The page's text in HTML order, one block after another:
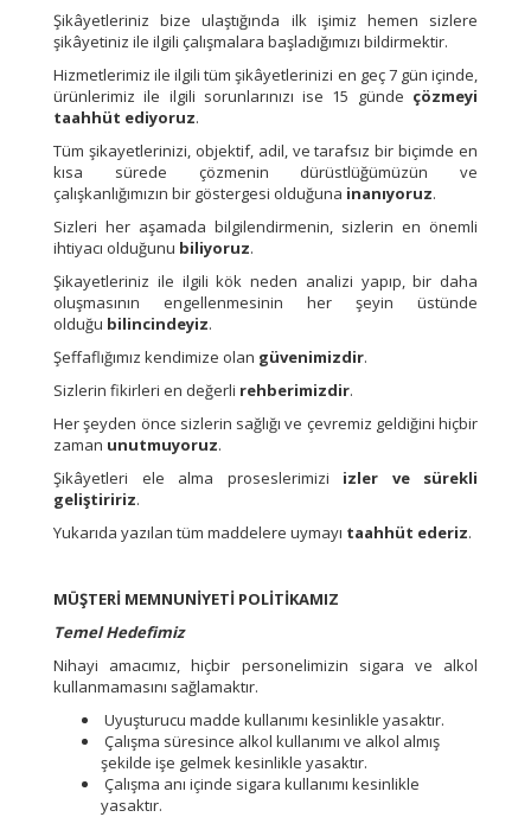
Şikâyetleriniz bize ulaştığında ilk işimiz hemen sizlere
şikâyetiniz ile ilgili çalışmalara başladığımızı bildirmektir.
Hizmetlerimiz ile ilgili tüm şikâyetlerinizi en geç 7 gün içinde,
ürünlerimiz ile ilgili sorunlarınızı ise 15 günde çözmeyi
taahhüt ediyoruz.
Tüm şikayetlerinizi, objektif, adil, ve tarafsız bir biçimde en
kısa sürede çözmenin dürüstlüğümüzün ve
çalışkanlığımızın bir göstergesi olduğuna inanıyoruz.
Sizleri her aşamada bilgilendirmenin, sizlerin en önemli
ihtiyacı olduğunu biliyoruz.
Şikayetleriniz ile ilgili kök neden analizi yapıp, bir daha
oluşmasının engellenmesinin her şeyin üstünde
olduğu bilincindeyiz.
Şeffaflığımız kendimize olan güvenimizdir.
Sizlerin fikirleri en değerli rehberimizdir.
Her şeyden önce sizlerin sağlığı ve çevremiz geldiğini hiçbir
zaman unutmuyoruz.
Şikâyetleri ele alma proseslerimizi izler ve sürekli
geliştiririz.
Yukarıda yazılan tüm maddelere uymayı taahhüt ederiz.
MÜŞTERİ MEMNUNİYETİ POLİTİKAMIZ
Temel Hedefimiz
Nihayi amacımız, hiçbir personelimizin sigara ve alkol
kullanmamasını sağlamaktır.
Uyuşturucu madde kullanımı kesinlikle yasaktır.
Çalışma süresince alkol kullanımı ve alkol almış
şekilde işe gelmek kesinlikle yasaktır.
Çalışma anı içinde sigara kullanımı kesinlikle
yasaktır.